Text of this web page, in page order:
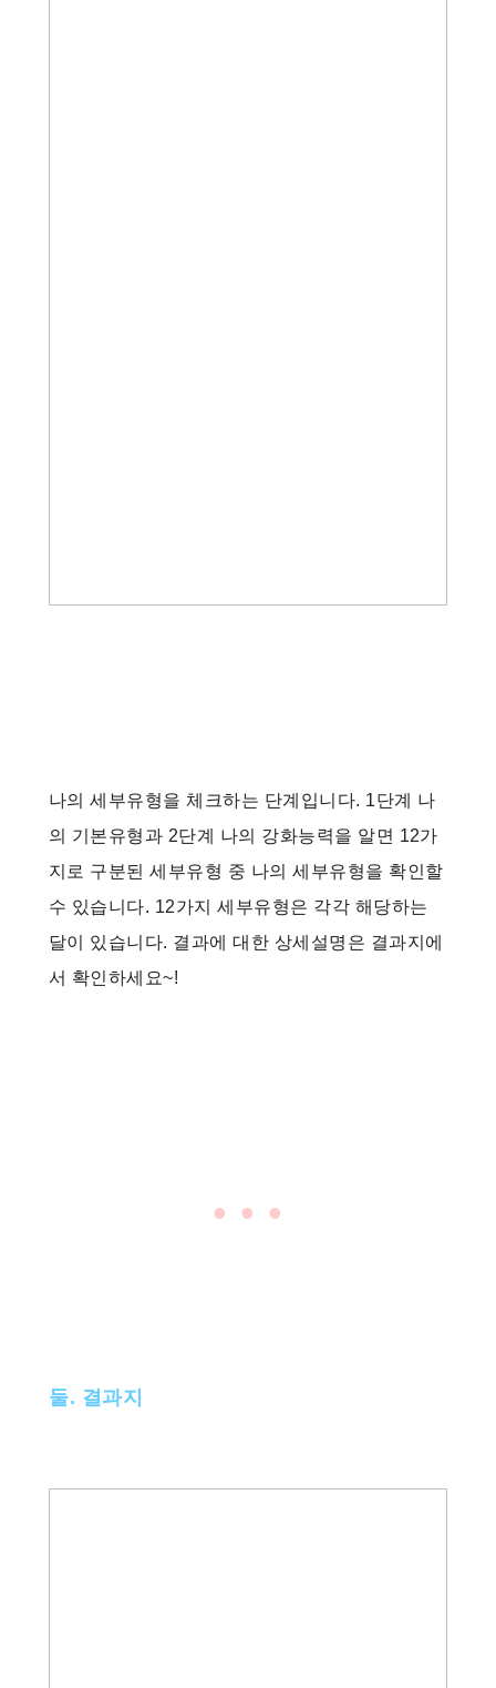
나의 세부유형을 체크하는 단계입니다. 1단계 나
의 기본유형과 2단계 나의 강화능력을 알면 12가
지로 구분된 세부유형 중 나의 세부유형을 확인할
수 있습니다. 12가지 세부유형은 각각 해당하는
달이 있습니다. 결과에 대한 상세설명은 결과지에
서 확인하세요~!
• • •
둘. 결과지